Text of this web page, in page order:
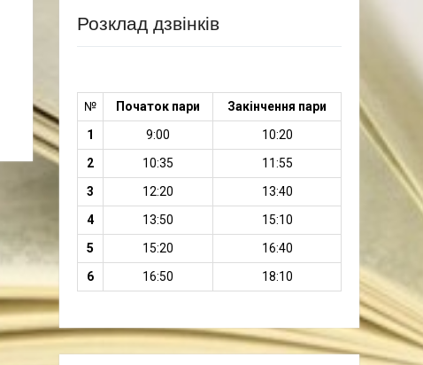
Розклад дзвінків
№ Початок пари
Закінчення пари
1
9:00
10:20
2
10:35
11:55
3
12:20
13:40
4
13:50
15:10
5
15:20
16:40
6
16:50 18:10